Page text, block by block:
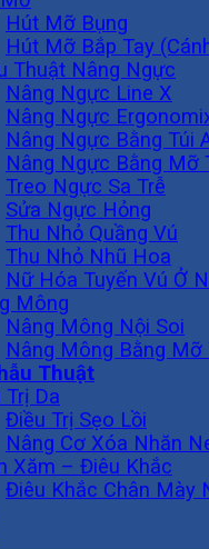
Hút Mỡ Bụng
Hút Mỡ Bắp Tay
Thuật Nâng Ngực
Nâng Ngực Line X
Nâng Ngực
Nâng Ngực Bằng Túi
Nâng Ngực Bằng Mỡ
Treo Ngực Sa Trễ
Sửa Ngực Hỏng
Thu Nhỏ Quầng Vú
Thu Nhỏ Nhũ Hoa
Nữ Hóa Tuyến Vú Ở
Mông
Nâng Mông Nội Soi
Nâng Mông Bằng Mỡ
Thuật
Da
Điều Trị Sẹo Lồi
Nâng Cơ Xóa Nhăn
Xăm – Điêu Khắc
Điêu Khắc Chân Mày